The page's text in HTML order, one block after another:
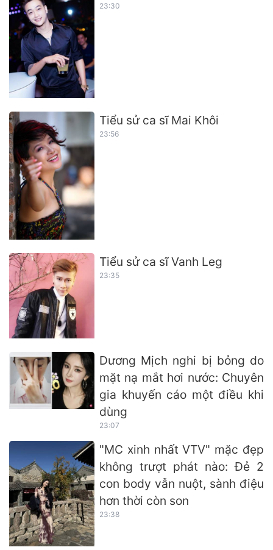
23:30
Tiểu sử ca sĩ Mai Khôi
23:56
Tiểu sử ca sĩ Vanh Leg
23:35
Dương Mịch nghi bị bỏng do
mặt nạ mắt hơi nước: Chuyên
gia khuyến cáo một điều khi
dùng
23:07
"MC xinh nhất VTV" mặc đẹp
không trượt phát nào: Đẻ 2
con body vẫn nuột, sành điệu
hơn thời còn son
23:38